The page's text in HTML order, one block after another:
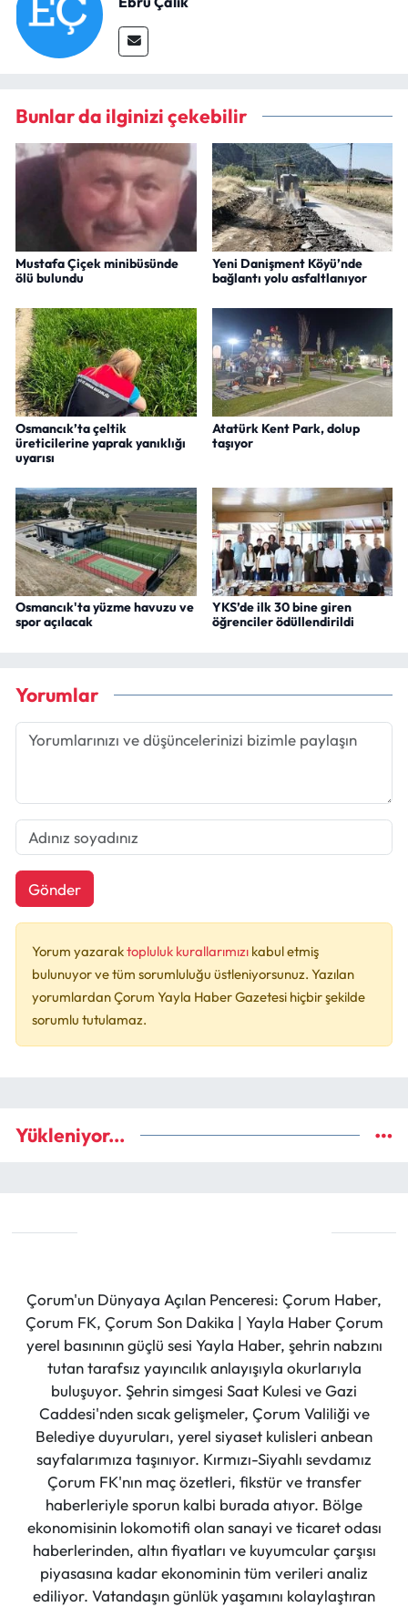
Bunlar da ilginizi çekebilir
Mustafa Çiçek minibüsünde
ölü bulundu
Yeni Danişment Köyü’nde
bağlantı yolu asfaltlanıyor
Osmancık’ta çeltik
üreticilerine yaprak yanıklığı
uyarısı
Atatürk Kent Park, dolup
taşıyor
Osmancık'ta yüzme havuzu ve
spor açılacak
YKS’de ilk 30 bine giren
öğrenciler ödüllendirildi
Yorumlar
Gönder
Yorum yazaraktopluluk kurallarımızı kabul etmiş
bulunuyor ve tüm sorumluluğu üstleniyorsunuz. Yazılan
yorumlardan Çorum Yayla Haber Gazetesi hiçbir şekilde
sorumlu tutulamaz.
Yükleniyor...
Çorum'un Dünyaya Açılan Penceresi: Çorum Haber,
Çorum FK, Çorum Son Dakika | Yayla Haber Çorum
yerel basınının güçlü sesi Yayla Haber, şehrin nabzını
tutan tarafsız yayıncılık anlayışıyla okurlarıyla
buluşuyor. Şehrin simgesi Saat Kulesi ve Gazi
Caddesi'nden sıcak gelişmeler, Çorum Valiliği ve
Belediye duyuruları, yerel siyaset kulisleri anbean
sayfalarımıza taşınıyor. Kırmızı-Siyahlı sevdamız
Çorum FK'nın maç özetleri, fikstür ve transfer
haberleriyle sporun kalbi burada atıyor. Bölge
ekonomisinin lokomotifi olan sanayi ve ticaret odası
haberlerinden, altın fiyatları ve kuyumcular çarşısı
piyasasına kadar ekonominin tüm verileri analiz
ediliyor. Vatandaşın günlük yaşamını kolaylaştıran